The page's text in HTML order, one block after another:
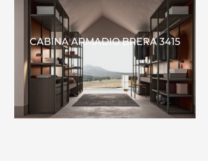
CABINA ARMADIO BRERA 3415